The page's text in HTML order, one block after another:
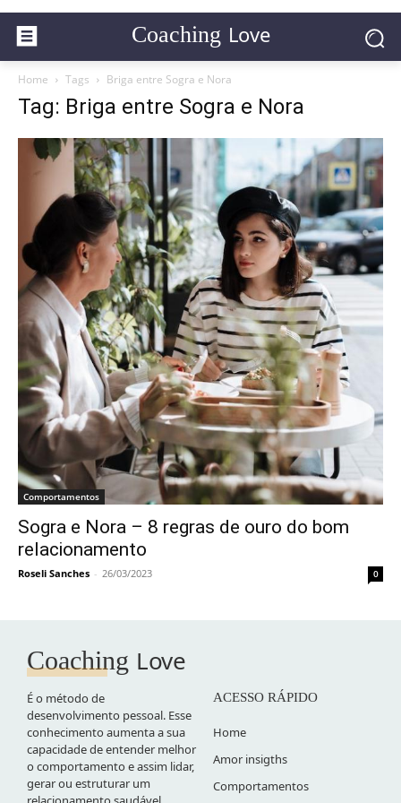
Coaching Love
Home Tags Briga entre Sogra e Nora
Tag: Briga entre Sogra e Nora
Comportamentos
Sogra e Nora – 8 regras de ouro do bom
relacionamento
Roseli Sanches - 26/03/2023 0
Coaching Love
É o método de
desenvolvimento pessoal. Esse
conhecimento aumenta a sua
capacidade de entender melhor
o comportamento e assim lidar,
gerar ou estruturar um
ACESSO RÁPIDO
Home
Amor insigths
Comportamentos